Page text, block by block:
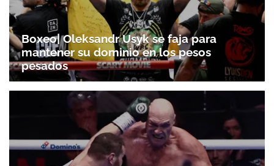
Boxeo| Oleksandr Usyk se faja para
mantener su dominio en los pesos
pesados